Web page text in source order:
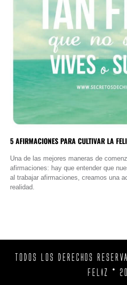
5 AFIRMACIONES PARA CULTIVAR LA
Una de las mejores maneras de
afirmaciones: hay que entender que
al trabajar afirmaciones, creamos una
realidad.
TODOS LOS DERECHOS
FELIZ ©